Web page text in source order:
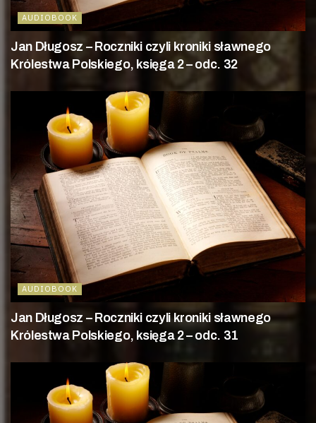
AUDIOBOOK
Jan Długosz – Roczniki czyli kroniki sławnego
Królestwa Polskiego, księga 2 – odc. 32
AUDIOBOOK
Jan Długosz – Roczniki czyli kroniki sławnego
Królestwa Polskiego, księga 2 – odc. 31